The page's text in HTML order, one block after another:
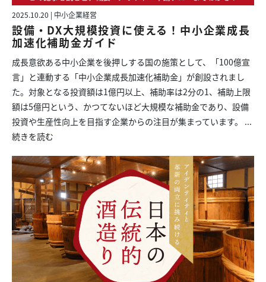
2025.10.20 | 中小企業経営
設備・DX大規模投資に使える！中小企業成長
加速化補助金ガイド
成長意欲ある中小企業を後押しする国の施策として、「100億宣
言」と連動する「中小企業成長加速化補助金」が創設されまし
た。対象となる投資額は1億円以上、補助率は2分の1、補助上限
額は5億円という、かつてないほど大規模な補助金であり、設備
投資や生産性向上を目指す企業からの注目が集まっています。 ...
続きを読む